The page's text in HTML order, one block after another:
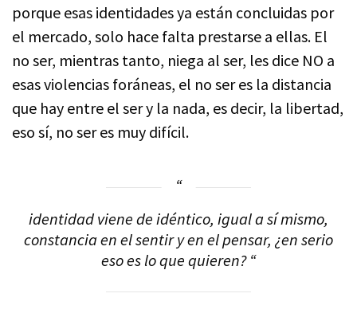
porque esas identidades ya están concluidas por
el mercado, solo hace falta prestarse a ellas. El
no ser, mientras tanto, niega al ser, les dice NO a
esas violencias foráneas, el no ser es la distancia
que hay entre el ser y la nada, es decir, la libertad,
eso sí, no ser es muy difícil.
identidad viene de idéntico, igual a sí mismo,
constancia en el sentir y en el pensar, ¿en serio
eso es lo que quieren? “